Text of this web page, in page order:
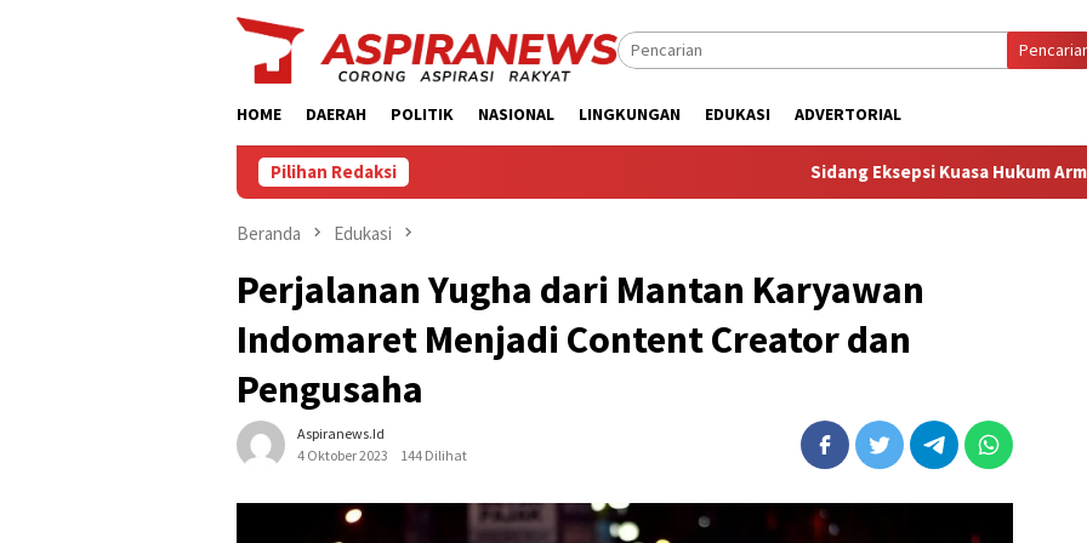
HOME DAERAH POLITIK NASIONAL LINGKUNGAN EDUKASI ADVERTORIAL
Pilihan Redaksi ‎Sidang Eksepsi Kuasa Hukum Armin Amin
Beranda Edukasi
Perjalanan Yugha dari Mantan Karyawan
Indomaret Menjadi Content Creator dan
Pengusaha
Aspiranews.id
4 Oktober 2023
144 Dilihat